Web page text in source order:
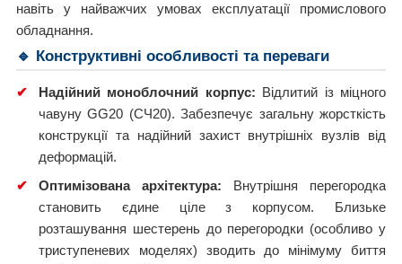
навіть у найважчих умовах експлуатації промислового
обладнання.
🔹 Конструктивні особливості та переваги
✔ Надійний моноблочний корпус: Відлитий із міцного
чавуну GG20 (СЧ20). Забезпечує загальну жорсткість
конструкції та надійний захист внутрішніх вузлів від
деформацій.
✔
Оптимізована архітектура: Внутрішня перегородка
становить єдине ціле з корпусом. Близьке
розташування шестерень до перегородки (особливо у
триступеневих моделях) зводить до мінімуму биття